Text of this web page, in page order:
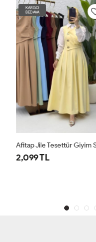
KARGO
BEDAVA
Afitap Jile Tesettür Giyim
2,099 TL